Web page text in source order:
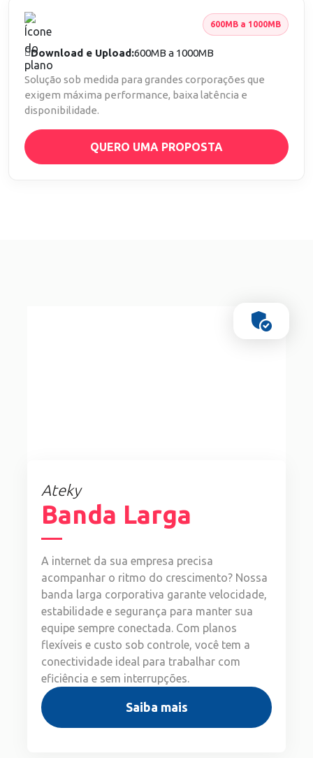
600MB a 1000MB
Download e Upload:600MB a 1000MB
Solução sob medida para grandes corporações que
exigem máxima performance, baixa latência e
disponibilidade.
QUERO UMA PROPOSTA
Ateky
Banda Larga
A internet da sua empresa precisa
acompanhar o ritmo do crescimento? Nossa
banda larga corporativa garante velocidade,
estabilidade e segurança para manter sua
equipe sempre conectada. Com planos
flexíveis e custo sob controle, você tem a
conectividade ideal para trabalhar com
eficiência e sem interrupções.
Saiba mais